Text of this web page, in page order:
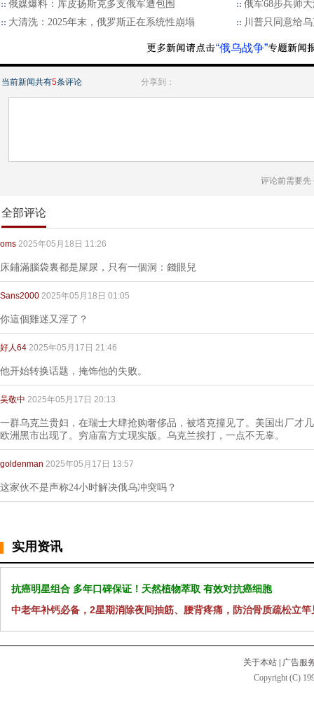
俄媒爆料：库皮扬斯克多支俄军遭包围
俄军68步兵师
大清洗：2025年末，俄罗斯正在系统性崩塌
川普只同意给
“俄乌战争”
当前新闻共有5条评论 分享到：
评论前需要先
全部评论
oms 2025年05月18日 11:26
床鋪滿腦袋裏都是屎尿，只有一個洞：錢眼兒
Sans2000 2025年05月18日 01:05
你這個雞迷又淫了？
好人64 2025年05月17日 21:46
他开始转换话题，掩饰他的失败。
吴敬中 2025年05月17日 20:13
一群乌克兰贵妇，在瑞士大肆抢购奢侈品，被塔克撞见了。美国出厂才
欧洲黑市出现了。穷庙富方丈现实版。乌克兰挨打，一点不无辜。
goldenman 2025年05月17日 13:57
这家伙不是声称24小时解决俄乌冲突吗？
实用资讯
抗癌明星组合 多年口碑保证！天然植物萃取 有效对抗癌细胞
中老年补钙必备，2星期消除夜间抽筋、腰背疼痛，防治骨质疏松立竿
关于本站
广告服
Copyright (C)